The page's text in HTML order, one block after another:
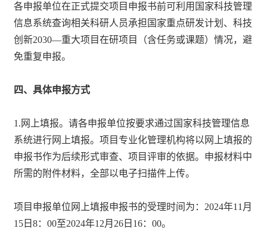
各申报单位在正式提交项目申报书前可利用国家科技管理
信息系统查询相关科研人员承担国家重点研发计划、科技
创新2030—重大项目在研项目（含任务或课题）情况，避
免重复申报。
四、具体申报方式
1.网上填报。请各申报单位按要求通过国家科技管理信息
系统进行网上填报。项目专业化管理机构将以网上填报的
申报书作为后续形式审查、项目评审的依据。申报材料中
所需的附件材料，全部以电子扫描件上传。
项目申报单位网上填报申报书的受理时间为：2024年11月
15日8：00至2024年12月26日16：00。